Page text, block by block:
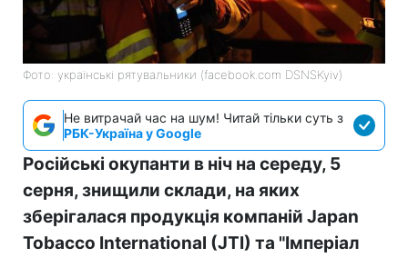
Фото: українські рятувальники (facebook.com DSNSKyiv)
Не витрачай час на шум! Читай тільки суть з
РБК-Україна у Google
Російські окупанти в ніч на середу, 5
серня, знищили склади, на яких
зберігалася продукція компаній Japan
Tobacco International (JTI) та "Імперіал